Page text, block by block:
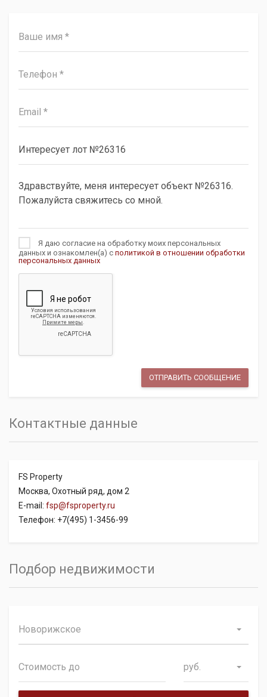
Я даю согласие на обработку моих персональных
данных и ознакомлен(а) с политикой в отношении обработки
персональных данных
Контактные данные
FS Property
Москва, Охотный ряд, дом 2
E-mail: fsp@fsproperty.ru
Телефон: +7(495) 1-3456-99
Подбор недвижимости
Новорижское
руб.